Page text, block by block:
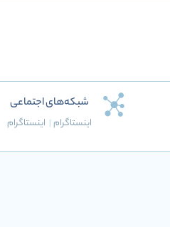
شبکه‌های اجتماعی
اینستاگرام| اینستاگرام